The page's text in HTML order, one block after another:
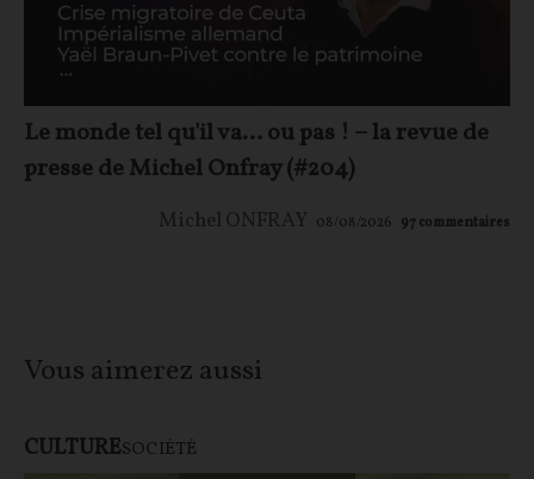
Le monde tel qu'il va… ou pas ! – la revue de
presse de Michel Onfray (#204)
Michel ONFRAY 08/08/2026 97commentaires
Vous aimerez aussi
CULTURESOCIÉTÉ